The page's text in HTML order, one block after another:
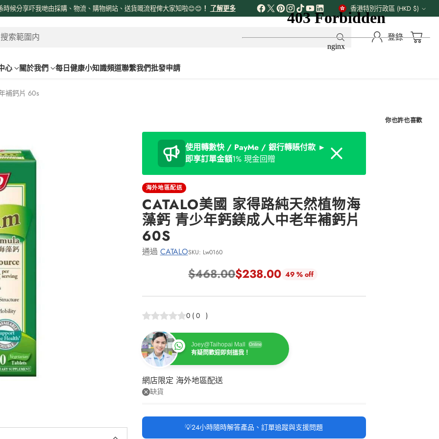
時候分享吓我哋由採購、物流、購物網站、送貨嘅流程俾大家知啦😊😊 ！ 了解更多
貨
幣
香港特別行政區 (HKD $)
索範圍内 登錄
心 關於我們 每日健康小知識頻道聯繫我們批發申請
補鈣片 60s
使用轉數快 / PayMe / 銀行轉賬付款 ►
即享訂單金額1% 現金回贈
Dismiss
海外地區配送
CATALO美國 家得路純天然植物海
藻鈣 青少年鈣鎂成人中老年補鈣片
60S
通過 CATALOSKU: Lw0160
正
常
價
格
$468.00$238.00 49 % off
0 ( 0 )
Joey@Taihopai Mall Online
有疑問歡迎即刻搵我！
網店限定 海外地區配送
缺貨
💡24小時隨時解答產品、訂單追蹤與支援問題
你也許也喜歡